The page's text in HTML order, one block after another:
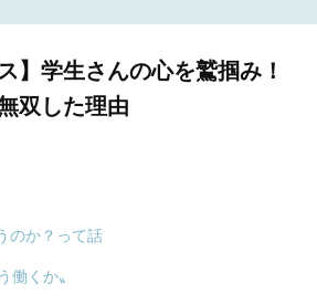
】学生さんの心を鷲掴み！
双した理由
のか？って話
働くか〟